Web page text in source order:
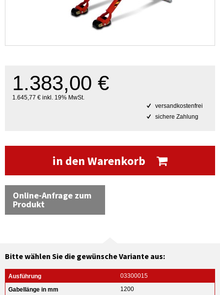
1.383,00 €
1.645,77 € inkl. 19% MwSt.
versandkostenfrei
sichere Zahlung
in den Warenkorb
Online-Anfrage zum
Produkt
Bitte wählen Sie die gewünsche Variante aus:
03300015
1200